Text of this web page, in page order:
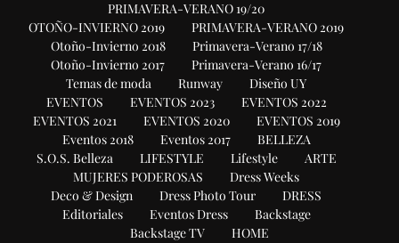
PRIMAVERA-VERANO 19/20
OTOÑO-INVIERNO 2019
PRIMAVERA-VERANO 2019
Otoño-Invierno 2018
Primavera-Verano 17/18
Otoño-Invierno 2017
Primavera-Verano 16/17
Temas de moda
Runway
Diseño UY
EVENTOS
EVENTOS 2023
EVENTOS 2022
EVENTOS 2021
EVENTOS 2020
EVENTOS 2019
Eventos 2018
Eventos 2017
BELLEZA
S.O.S. Belleza
LIFESTYLE Lifestyle
ARTE
MUJERES PODEROSAS
Dress Weeks
Deco & Design
Dress Photo Tour
DRESS
Editoriales
Eventos Dress
Backstage
Backstage TV
HOME